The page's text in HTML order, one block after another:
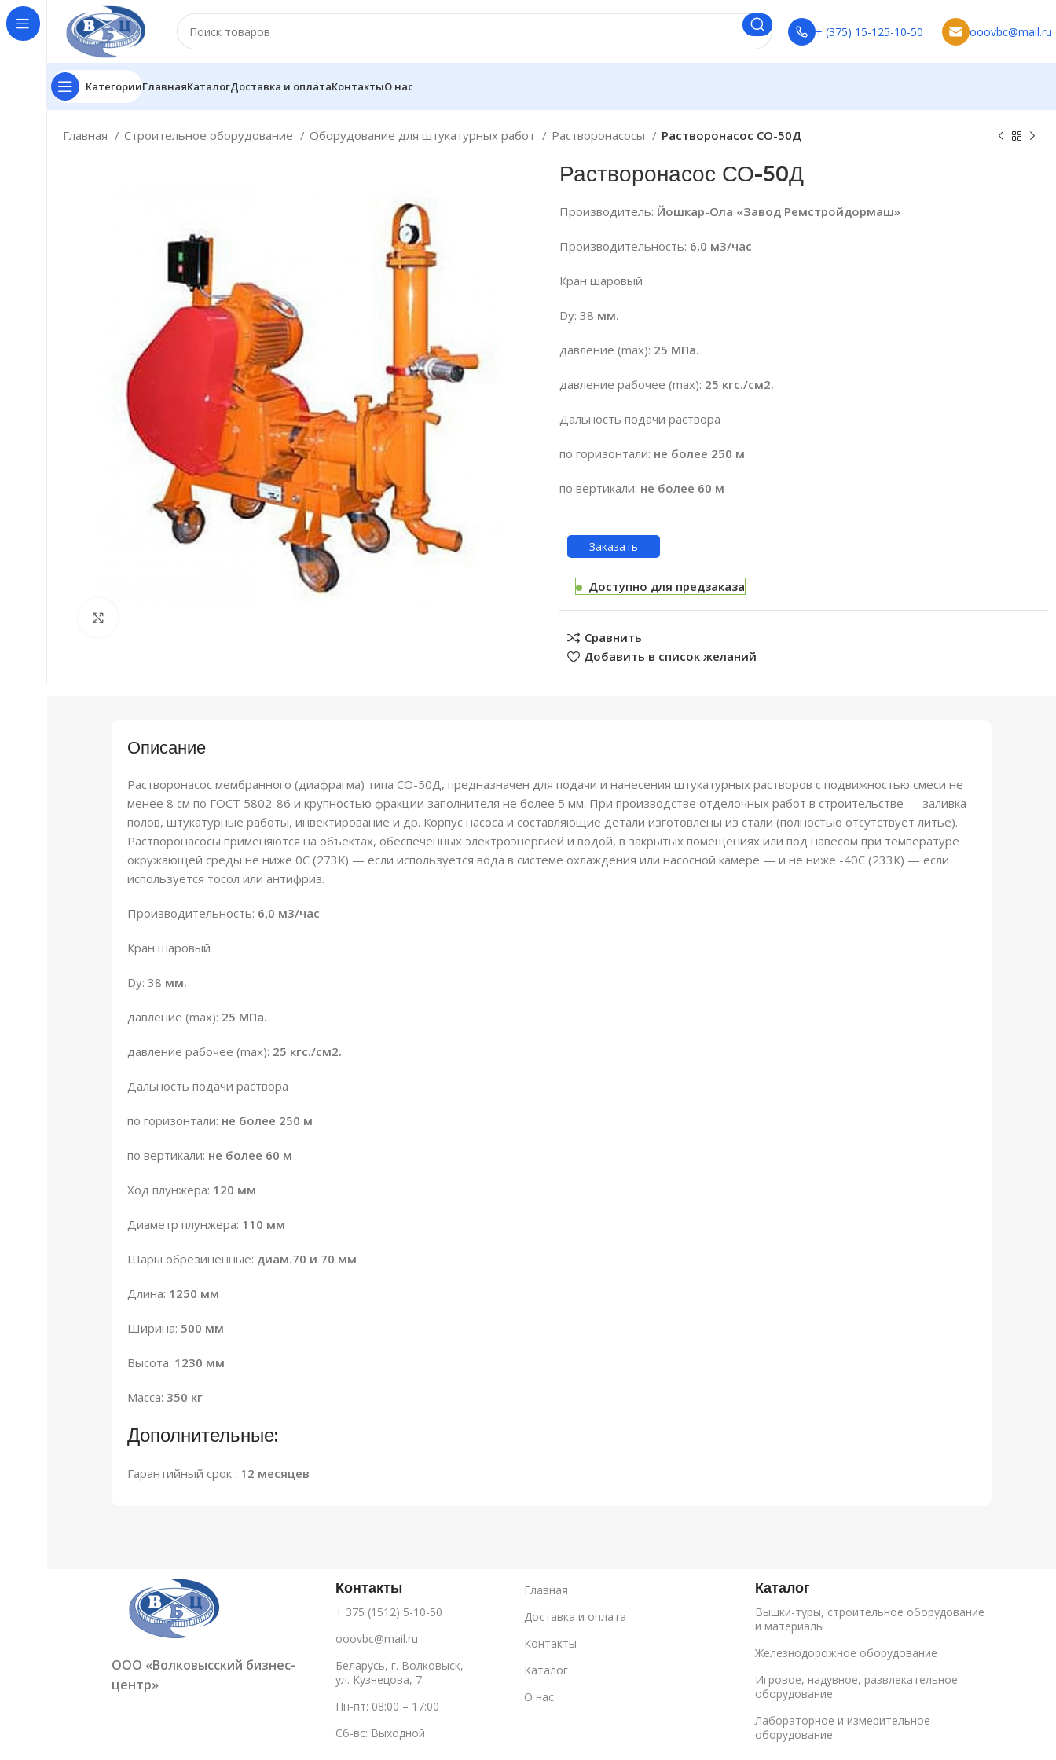
+ (375) 15-125-10-50 ooovbc@mail.ru
КатегорииГлавнаяКаталогДоставка и оплатаКонтактыО нас
Главная Строительное оборудование Оборудование для штукатурных работ Растворонасосы Растворонасос СО-50Д
Растворонасос СО-50Д
Производитель: Йошкар-Ола «Завод Ремстройдормаш»
Производительность: 6,0 м3/час
Кран шаровый
Dу: 38 мм.
давление (max): 25 МПа.
давление рабочее (max): 25 кгс./см2.
Дальность подачи раствора
по горизонтали: не более 250 м
по вертикали: не более 60 м
Заказать
Доступно для предзаказа
Сравнить
Добавить в список желаний
Описание
Растворонасос мембранного (диафрагма) типа СО-50Д, предназначен для подачи и нанесения штукатурных растворов с подвижностью смеси не
менее 8 см по ГОСТ 5802-86 и крупностью фракции заполнителя не более 5 мм. При производстве отделочных работ в строительстве — заливка
полов, штукатурные работы, инвектирование и др. Корпус насоса и составляющие детали изготовлены из стали (полностью отсутствует литье).
Растворонасосы применяются на объектах, обеспеченных электроэнергией и водой, в закрытых помещениях или под навесом при температуре
окружающей среды не ниже 0С (273К) — если используется вода в системе охлаждения или насосной камере — и не ниже -40С (233К) — если
используется тосол или антифриз.
Производительность: 6,0 м3/час
Кран шаровый
Dу: 38 мм.
давление (max): 25 МПа.
давление рабочее (max): 25 кгс./см2.
Дальность подачи раствора
по горизонтали: не более 250 м
по вертикали: не более 60 м
Ход плунжера: 120 мм
Диаметр плунжера: 110 мм
Шары обрезиненные: диам.70 и 70 мм
Длина: 1250 мм
Ширина: 500 мм
Высота: 1230 мм
Масса: 350 кг
Дополнительные:
Гарантийный срок : 12 месяцев
ООО «Волковысский бизнес-
центр»
Контакты
+ 375 (1512) 5-10-50
ooovbc@mail.ru
Беларусь, г. Волковыск,
ул. Кузнецова, 7
Пн-пт: 08:00 – 17:00
Сб-вс: Выходной
Главная
Доставка и оплата
Контакты
Каталог
О нас
Каталог
Вышки-туры, строительное оборудование
и материалы
Железнодорожное оборудование
Игровое, надувное, развлекательное
оборудование
Лабораторное и измерительное
оборудование